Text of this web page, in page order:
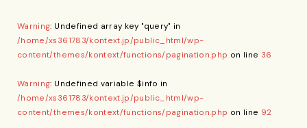
Warning: Undefined array key "query" in
/home/xs361783/kontext.jp/public_html/wp-
content/themes/kontext/functions/pagination.php on line 36
Warning: Undefined variable $info in
/home/xs361783/kontext.jp/public_html/wp-
content/themes/kontext/functions/pagination.php on line 92